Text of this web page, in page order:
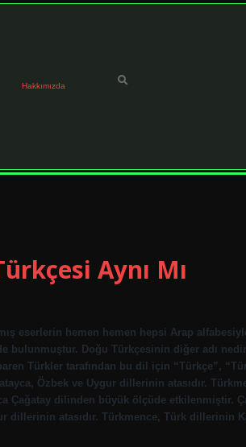
Hakkımızda
Aynı Mı
eserlerin hemen hemen hepsi Arap
bulunmuştur. Doğu Türkçesinin diğer adı
Türkler tarafından bu dil için “Türkçe”,
Özbek ve Uygur dillerinin atasıdır.
Çağatay dilinden büyük ölçüde etkilenmiştir.
dillerinin atasıdır. Türkmence, Türk dillerinin